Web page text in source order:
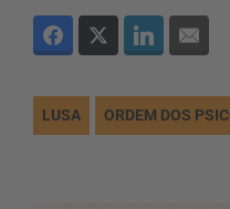
LUSA ORDEM DOS